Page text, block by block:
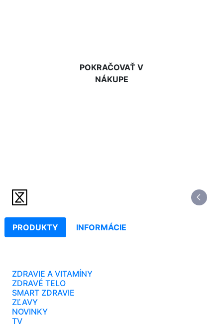
POKRAČOVAŤ V
NÁKUPE
PRODUKTY INFORMÁCIE
ZDRAVIE A VITAMÍNY
ZDRAVÉ TELO
SMART ZDRAVIE
ZĽAVY
NOVINKY
TV